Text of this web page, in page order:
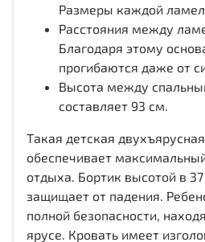
Размеры каждой
Расстояния между
Благодаря этому
прогибаются даже от
Высота между
составляет 93 см.
Такая детская
обеспечивает
отдыха. Бортик высотой в
защищает от падения.
полной безопасности,
ярусе. Кровать имеет